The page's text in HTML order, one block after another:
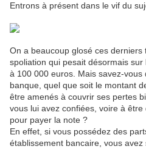
Entrons à présent dans le vif du
On a beaucoup glosé ces derniers
spoliation qui pesait désormais
à 100 000 euros. Mais savez-vous
banque, quel que soit le montant
être amenés à couvrir ses pertes
vous lui avez confiées, voire à
pour payer la note ?
En effet, si vous possédez des
établissement bancaire, vous